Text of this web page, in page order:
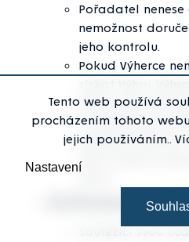
Tento web používá
procházením tohoto
jejich používáním..
Nastavení
Pořadatel
nemožnost
jeho kontrolu.
Pokud Výherce
nebo bude
V případě, že je
předpisů Výherce
Výhru zdanit,
Ochrana
Soutěžící svou